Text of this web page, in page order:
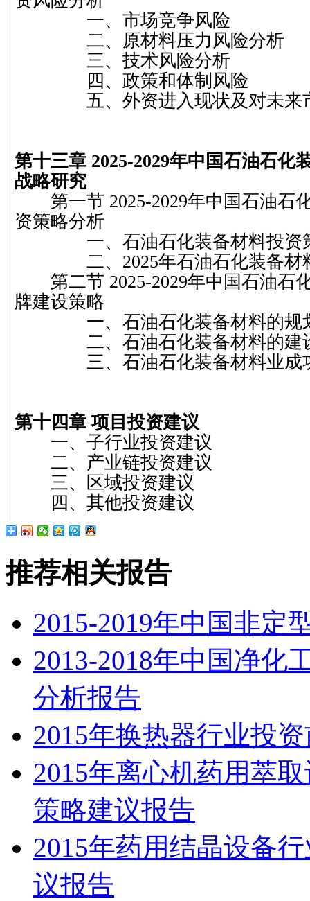
一、市场竞争风险
二、原材料压力风险分析
三、技术风险分析
四、政策和体制风险
五、外资进入现状及对未来
第十三章 2025-2029年中国石油石化
战略研究
第一节 2025-2029年中国石油石
资策略分析
一、石油石化装备材料投资
二、2025年石油石化装备材料
第二节 2025-2029年中国石油石
牌建设策略
一、石油石化装备材料的规
二、石油石化装备材料的建
三、石油石化装备材料业成
第十四章 项目投资建议
一、子行业投资建议
二、产业链投资建议
三、区域投资建议
四、其他投资建议
推荐相关报告
2015-2019年中国非定
2013-2018年中国净化
分析报告
2015年换热器行业投
2015年离心机药用萃
策略建议报告
2015年药用结晶设备
议报告